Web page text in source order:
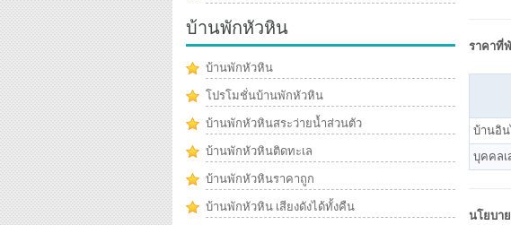
ราคาที่
บ้านอิ
บุคคลเ
นโยบา
บ้านพักหัวหิน
บ้านพักหัวหิน
โปรโมชั่นบ้านพักหัวหิน
บ้านพักหัวหินสระว่ายน้ำส่วนตัว
บ้านพักหัวหินติดทะเล
บ้านพักหัวหินราคาถูก
บ้านพักหัวหิน เสียงดังได้ทั้งคืน